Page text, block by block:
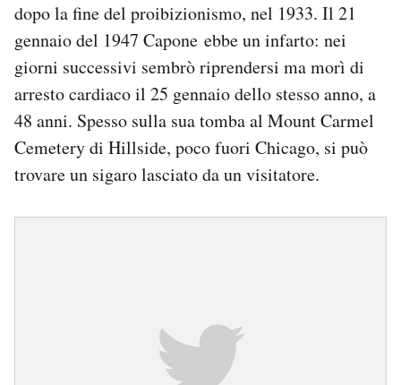
dopo la fine del proibizionismo, nel 1933. Il 21
gennaio del 1947 Capone ebbe un infarto: nei
giorni successivi sembrò riprendersi ma morì di
arresto cardiaco il 25 gennaio dello stesso anno, a
48 anni. Spesso sulla sua tomba al Mount Carmel
Cemetery di Hillside, poco fuori Chicago, si può
trovare un sigaro lasciato da un visitatore.